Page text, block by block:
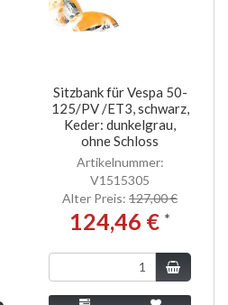
Sitzbank für Vespa 50-
125/PV /ET3, schwarz,
Keder: dunkelgrau,
ohne Schloss
Artikelnummer:
V1515305
Alter Preis: 127,00 €
124,46 € *